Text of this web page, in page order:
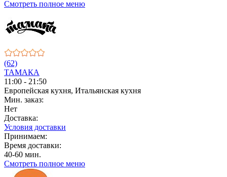
Смотреть полное меню
(62)
ТАМАКА
11:00 - 21:50
Европейская кухня, Итальянская кухня
Мин. заказ:
Нет
Доставка:
Условия доставки
Принимаем:
Время доставки:
40-60 мин.
Смотреть полное меню